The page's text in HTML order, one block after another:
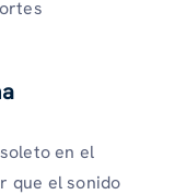
en el
que el sonido